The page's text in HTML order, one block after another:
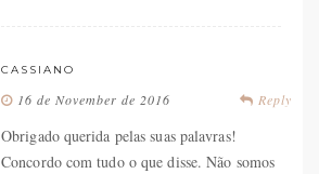
CASSIANO
Reply
16 de November de 2016
Obrigado querida pelas suas palavras!
Concordo com tudo o que disse. Não somos